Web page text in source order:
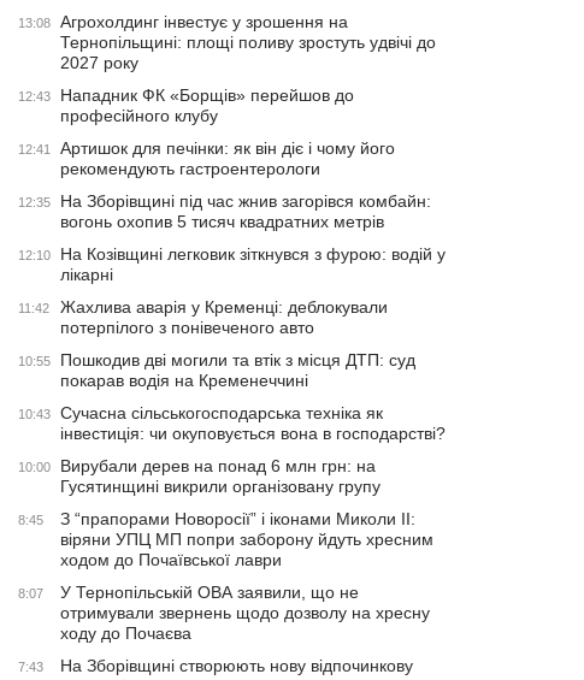
13:08
Агрохолдинг інвестує у зрошення на
Тернопільщині: площі поливу зростуть удвічі до
2027 року
12:43
Нападник ФК «Борщів» перейшов до
професійного клубу
12:41
Артишок для печінки: як він діє і чому його
рекомендують гастроентерологи
12:35
На Зборівщині під час жнив загорівся комбайн:
вогонь охопив 5 тисяч квадратних метрів
12:10
На Козівщині легковик зіткнувся з фурою: водій у
лікарні
11:42
Жахлива аварія у Кременці: деблокували
потерпілого з понівеченого авто
10:55
Пошкодив дві могили та втік з місця ДТП: суд
покарав водія на Кременеччині
10:43
Сучасна сільськогосподарська техніка як
інвестиція: чи окуповується вона в господарстві?
10:00
Вирубали дерев на понад 6 млн грн: на
Гусятинщині викрили організовану групу
8:45
З “прапорами Новоросії” і іконами Миколи ІІ:
віряни УПЦ МП попри заборону йдуть хресним
ходом до Почаївської лаври
8:07
У Тернопільській ОВА заявили, що не
отримували звернень щодо дозволу на хресну
ходу до Почаєва
7:43
На Зборівщині створюють нову відпочинкову